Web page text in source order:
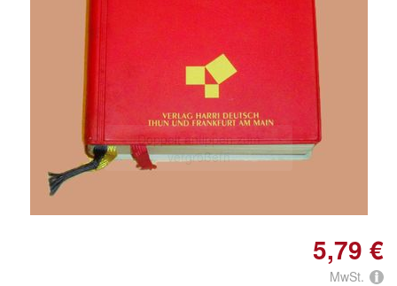
Doppelt antippen zum
vergrößern
5,79 €
MwSt.